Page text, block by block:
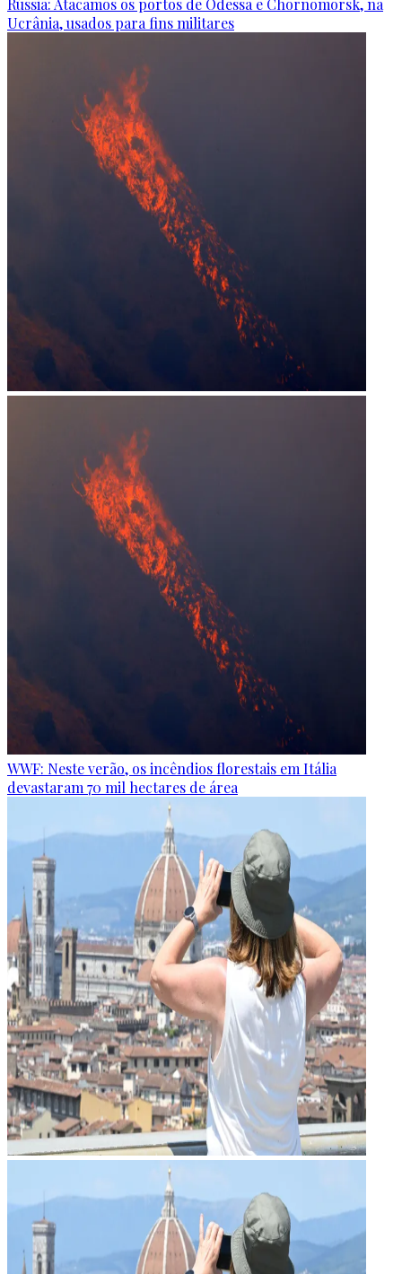
Rússia: Atacamos os portos de Odessa e Chornomorsk, na
Ucrânia, usados para fins militares
WWF: Neste verão, os incêndios florestais em Itália
devastaram 70 mil hectares de área